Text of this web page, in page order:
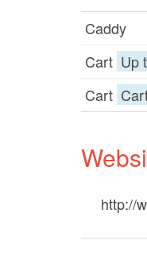
Caddy
Cart Up
Cart
http://